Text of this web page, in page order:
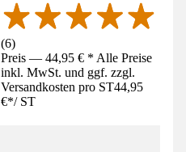
(6)
Preis — 44,95 € * Alle Preise
inkl. MwSt. und ggf. zzgl.
Versandkosten pro ST44,95
€*/ ST